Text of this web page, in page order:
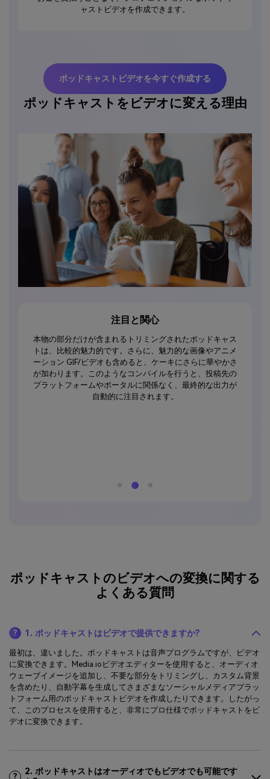
ャストビデオを作成できます。
ポッドキャストビデオを今すぐ作成する
ポッドキャストをビデオに変える理由
されたポッドキャス
力的な画像やアニメ
キにさらに華やかさ
を行うと、投稿先の
く、最終的な出力が
視聴者がソーシャルサークル内でコンテンツを
ると、高品質のコンテンツを作成したことがわ
さらに、編集されたビデオは完全にプロフェッ
見えるため、ブランドの認知度や商業的利益を
配布することもできます。Media.ioの内蔵ライブ
リジナルのオーディオとロイヤリティフリーの
ポッドキャストのビデオへの変換に関する
よくある質問
? 1. ポッドキャストはビデオで提供できますか?
最初は、違いました。ポッドキャストは音声プログラムですが、ビデオ
に変換できます。Media.ioビデオエディターを使用すると、オーディオ
ウェーブイメージを追加し、不要な部分をトリミングし、カスタム背景
を含めたり、自動字幕を生成してさまざまなソーシャルメディアプラッ
トフォーム用のポッドキャストビデオを作成したりできます。したがっ
て、このプロセスを使用すると、非常にプロ仕様でポッドキャストをビ
デオに変換できます。
?
2. ポッドキャストはオーディオでもビデオでも可能です